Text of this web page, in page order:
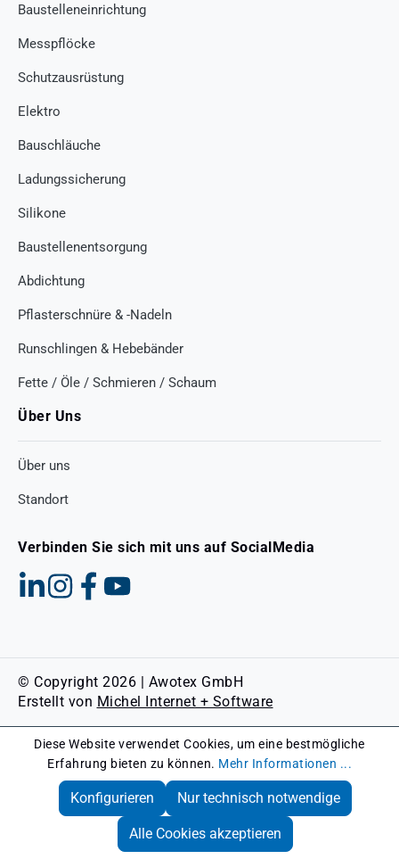
Baustelleneinrichtung
Messpflöcke
Schutzausrüstung
Elektro
Bauschläuche
Ladungssicherung
Silikone
Baustellenentsorgung
Abdichtung
Pflasterschnüre & -Nadeln
Runschlingen & Hebebänder
Fette / Öle / Schmieren / Schaum
Über Uns
Über uns
Standort
Verbinden Sie sich mit uns auf SocialMedia
© Copyright 2026 | Awotex GmbH
Erstellt von Michel Internet + Software
Diese Website verwendet Cookies, um eine bestmögliche
Erfahrung bieten zu können. Mehr Informationen ...
Nur technisch notwendige
Konfigurieren
Alle Cookies akzeptieren